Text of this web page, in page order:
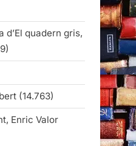
quadern gris,
(14.763)
Enric Valor